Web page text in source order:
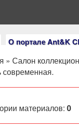
О портале Ant&K
» Салон
современная.
материалов: 0